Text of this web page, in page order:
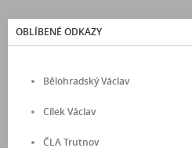
OBLÍBENÉ ODKAZY
Bělohradský Václav
Cílek Václav
ČLA Trutnov